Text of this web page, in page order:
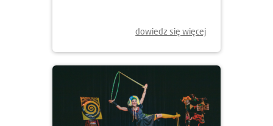
dowiedz się więcej